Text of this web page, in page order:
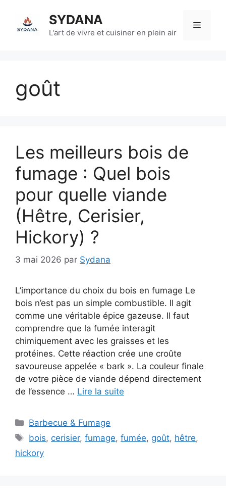
contenu
SYDANA
L'art de vivre et cuisiner en plein air
Menu
goût
Les meilleurs bois de
fumage : Quel bois
pour quelle viande
(Hêtre, Cerisier,
Hickory) ?
3 mai 2026 par Sydana
L’importance du choix du bois en fumage Le
bois n’est pas un simple combustible. Il agit
comme une véritable épice gazeuse. Il faut
comprendre que la fumée interagit
chimiquement avec les graisses et les
protéines. Cette réaction crée une croûte
savoureuse appelée « bark ». La couleur finale
de votre pièce de viande dépend directement
de l’essence … Lire la suite
Catégories
Barbecue & Fumage
Étiquettes
bois, cerisier,fumage,fumée, goût, hêtre,
hickory